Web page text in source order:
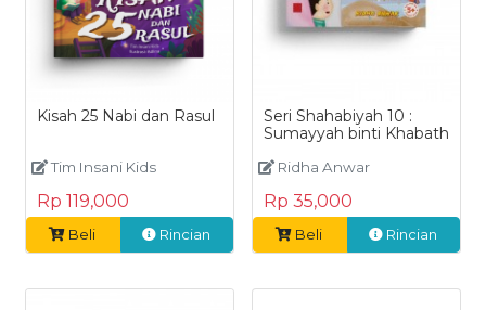
Kisah 25 Nabi dan Rasul
Tim Insani Kids
Rp 119,000
Beli Rincian
Seri Shahabiyah 10 :
Sumayyah binti Khabath
Ridha Anwar
Rp 35,000
Beli Rincian